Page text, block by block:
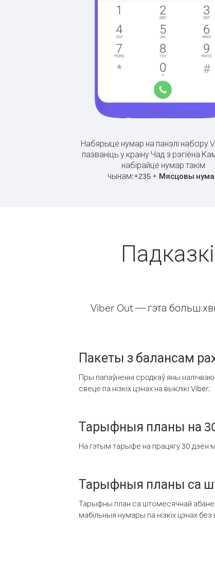
Набярыце нумар на панэлі набору
пазваніць у краіну Чад з рэгіёна
набірайце нумар такім
чынам:+235+ Мясцовы
Viber Out — гэта больш
Пакеты з балансам
Пры папаўненні сродкаў яны
свеце па нізкіх цэнах на выклікі Viber.
Тарыфныя планы на
На гэтым тарыфе на працягу 30 дзён
Тарыфныя планы са
Тарыфны план са штомесячнай
мабільныя нумары па нізкіх цэнах